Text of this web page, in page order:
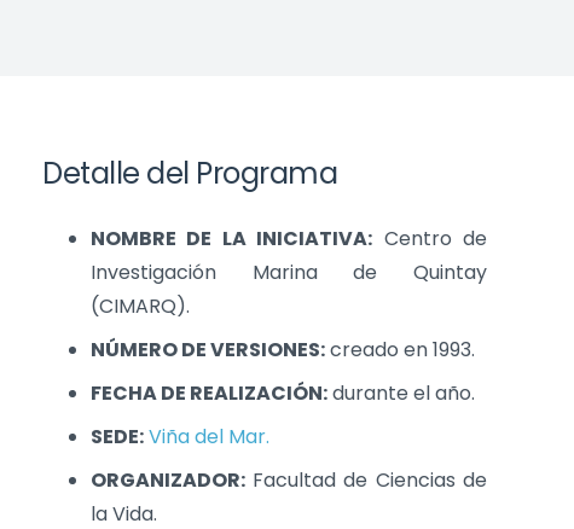
Detalle del Programa
NOMBRE DE LA INICIATIVA: Centro de
Investigación Marina de Quintay
(CIMARQ).
NÚMERO DE VERSIONES:creado en 1993.
FECHA DE REALIZACIÓN:durante el año.
SEDE:Viña del Mar.
ORGANIZADOR:Facultad de Ciencias de
la Vida.